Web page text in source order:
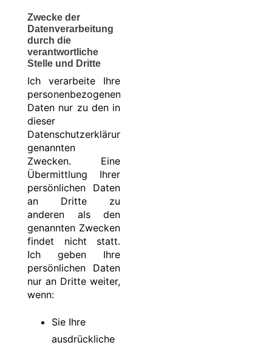
Zwecke der
Datenverarbeitung
durch die
verantwortliche
Stelle und Dritte
Ich verarbeite Ihre
personenbezogenen
Daten nur zu den in
dieser
Datenschutzerklärung
genannten
Zwecken. Eine
Übermittlung Ihrer
persönlichen Daten
an Dritte zu
anderen als den
genannten Zwecken
findet nicht statt.
Ich geben Ihre
persönlichen Daten
nur an Dritte weiter,
wenn:
Sie Ihre
ausdrückliche